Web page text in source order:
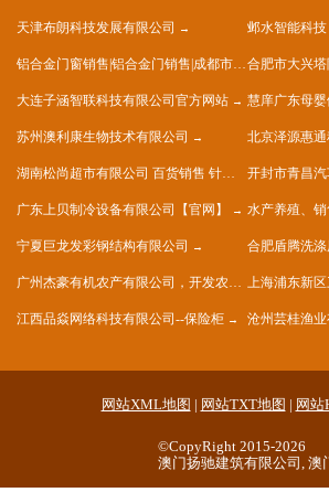
天津布朗科技发展有限公司 邺水智能科
铝合金门窗销售|铝合金门销售|成都市晴莫钢铝门窗有限公司合肥市大兴塔
大连子涵智联科技有限公司官方网站 慧庠广东母
苏州澳利康生物技术有限公司 北京泽源惠
湖南松尚超市有限公司 百货销售 针纺织品销售 五金销售 开封市青昌
广东上贝制冷设备有限公司【官网】
宁夏巨龙发彩钢结构有限公司
广州杰豪有机农产有限公司，开发农庄，种植果树，花卉及种苗繁殖，禽畜水产养殖及加工
江西品焱网络科技有限公司--保险柜
网站XML地图 | 网站TXT地图 | 网站
©CopyRight 2015-2026
澳门扬驰建筑有限公司, 澳